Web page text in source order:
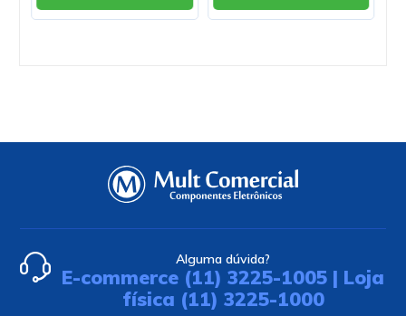
Alguma dúvida?
E-commerce (11) 3225-1005 | Loja
física (11) 3225-1000